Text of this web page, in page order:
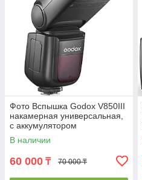
Фото Вспышка Godox V850III
накамерная универсальная,
с аккумулятором
В наличии
60 000 ₸ 70 000 ₸